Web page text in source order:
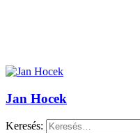
Jan Hocek
Keresés: